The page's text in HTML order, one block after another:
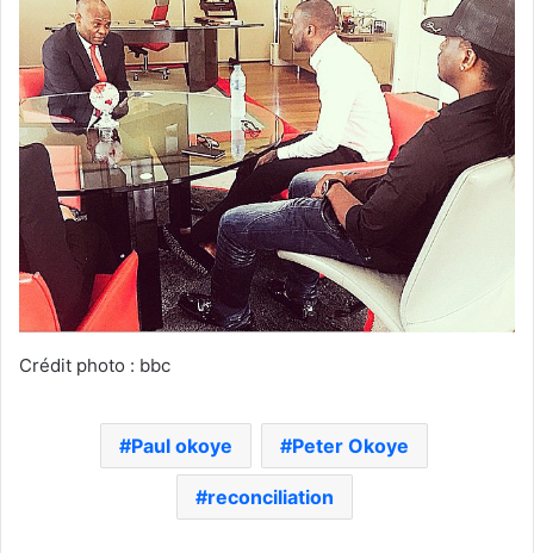
Crédit photo : bbc
Paul okoye Peter Okoye
reconciliation